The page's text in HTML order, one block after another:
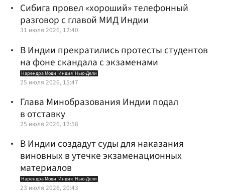
Сибига провел «хороший» телефонный
разговор с главой МИД Индии
31 июля 2026, 12:40
В Индии прекратились протесты студентов
на фоне скандала с экзаменами
Нарендра Моди Индия Нью-Дели
25 июля 2026, 15:47
Глава Минобразования Индии подал
в отставку
25 июля 2026, 12:58
В Индии создадут суды для наказания
виновных в утечке экзаменационных
материалов
Нарендра Моди Индия Нью-Дели
23 июля 2026, 20:43